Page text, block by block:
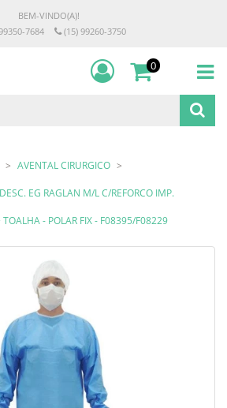
BEM-VINDO(A)!
7684
(15) 99260-3750
0
AVENTAL CIRURGICO
EG RAGLAN M/L C/REFORCO IMP.
- POLAR FIX - F08395/F08229